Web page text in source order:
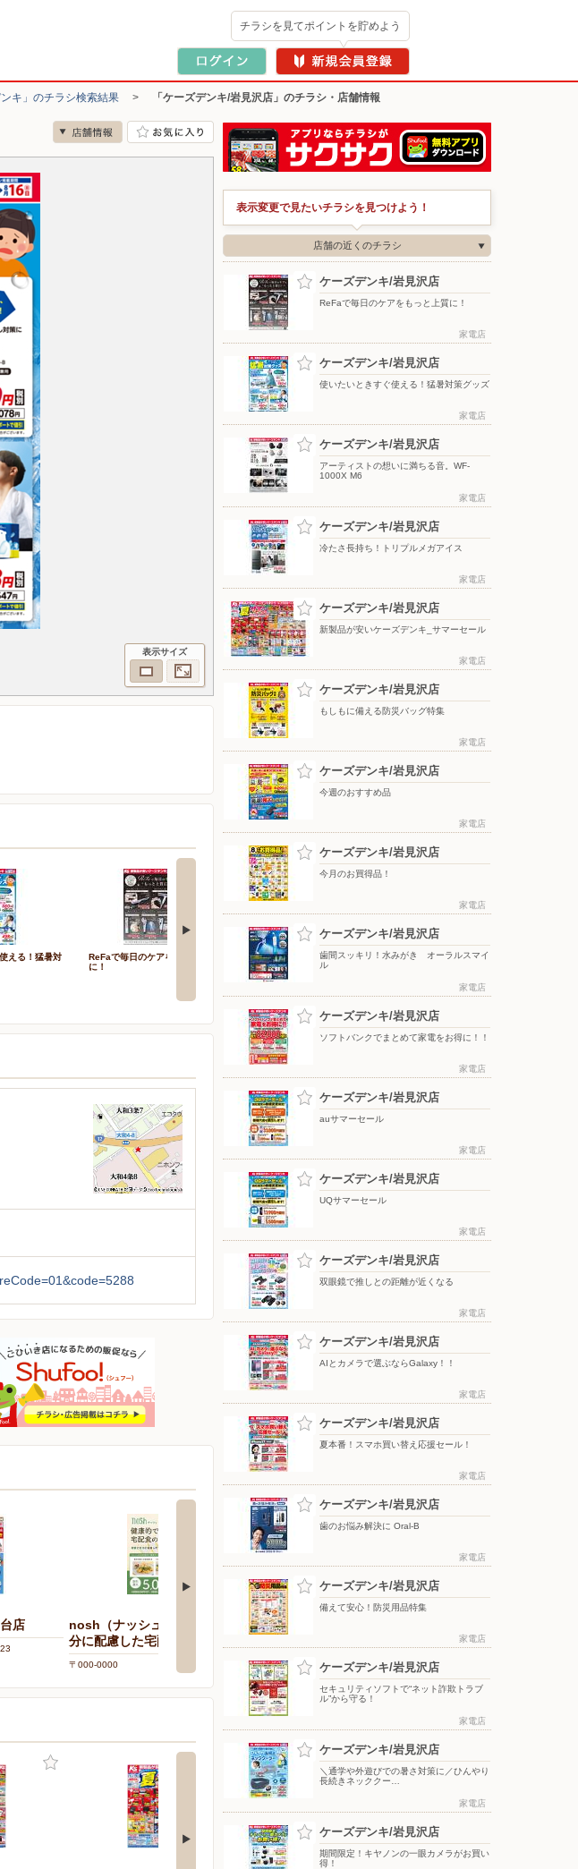
チラシを見てポイントを貯めよう
ンキ」のチラシ検索結果 > 「ケーズデンキ/岩見沢店」のチラシ・店舗情報
表示サイズ
える！猛暑対
ReFaで毎日のケアをもっと上質
に！
アーティストの想いに満ちる音。
WF-1000X M6
冷たさ長持ち！トリプルメガアイ
店
nosh（ナッシュ）ヘルシー・糖質と塩
分に配慮した宅配食サイト
〒000-0000
〒066-0076 北海道千歳市あずさ3-14-1
表示変更で見たいチラシを見つけよう！
店舗の近くのチラシ
ケーズデンキ/岩見沢店
ReFaで毎日のケアをもっと上質に！
家電店
ケーズデンキ/岩見沢店
使いたいときすぐ使える！猛暑対策グッズ
家電店
ケーズデンキ/岩見沢店
アーティストの想いに満ちる音。WF-
1000X M6
家電店
ケーズデンキ/岩見沢店
冷たさ長持ち！トリプルメガアイス
家電店
ケーズデンキ/岩見沢店
新製品が安いケーズデンキ_サマーセール
家電店
ケーズデンキ/岩見沢店
もしもに備える防災バッグ特集
家電店
ケーズデンキ/岩見沢店
今週のおすすめ品
家電店
ケーズデンキ/岩見沢店
今月のお買得品！
家電店
ケーズデンキ/岩見沢店
歯間スッキリ！水みがき オーラルスマイ
ル
家電店
ケーズデンキ/岩見沢店
ソフトバンクでまとめて家電をお得に！！
家電店
ケーズデンキ/岩見沢店
auサマーセール
家電店
ケーズデンキ/岩見沢店
UQサマーセール
家電店
ケーズデンキ/岩見沢店
双眼鏡で推しとの距離が近くなる
家電店
ケーズデンキ/岩見沢店
AIとカメラで選ぶならGalaxy！！
家電店
ケーズデンキ/岩見沢店
夏本番！スマホ買い替え応援セール！
家電店
ケーズデンキ/岩見沢店
歯のお悩み解決に Oral-B
家電店
ケーズデンキ/岩見沢店
備えて安心！防災用品特集
家電店
ケーズデンキ/岩見沢店
セキュリティソフトで“ネット詐欺トラブ
ル”から守る！
家電店
ケーズデンキ/岩見沢店
＼通学や外遊びでの暑さ対策に／ひんやり
長続きネッククー…
家電店
ケーズデンキ/岩見沢店
期間限定！キヤノンの一眼カメラがお買い
得！